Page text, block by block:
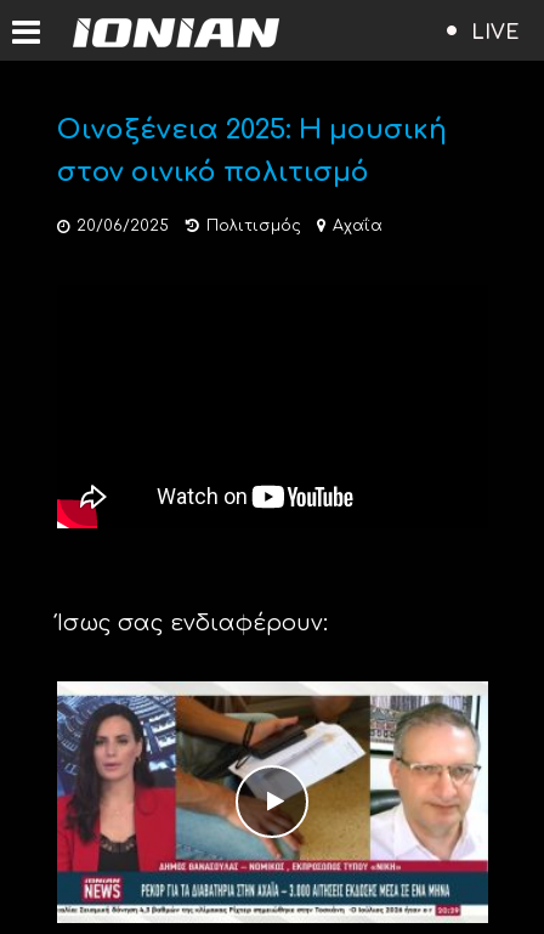
LIVE
Οινοξένεια 2025: Η μουσική
στον οινικό πολιτισμό
20/06/2025 Πολιτισμός Αχαΐα
Ίσως σας ενδιαφέρουν: